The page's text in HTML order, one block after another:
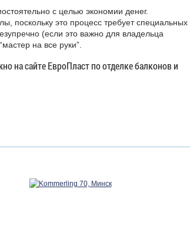
с целью экономии денег.
поскольку это процесс требует специальных
(если это важно для владельца
на все руки”.
на сайте ЕвроПласт по отделке балконов и